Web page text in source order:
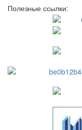
Полезные ссылки: